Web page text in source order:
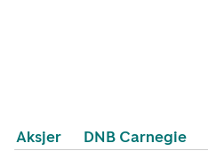
Aksjer DNB Carnegie